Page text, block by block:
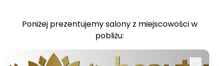
Poniżej prezentujemy salony z miejscowości w
pobliżu: